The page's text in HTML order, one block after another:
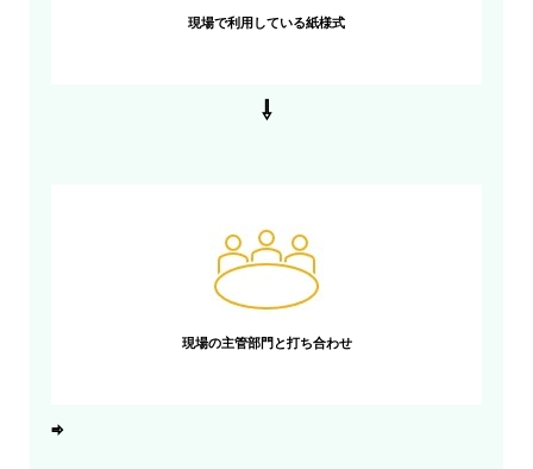
現場で利用している紙様式
⇩
現場の主管部門と打ち合わせ
⇨